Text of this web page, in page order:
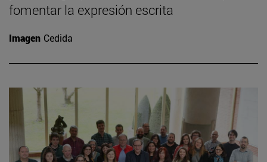
fomentar la expresión escrita
Imagen Cedida